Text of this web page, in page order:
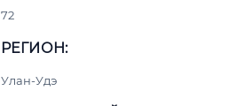
72
РЕГИОН:
Улан-Удэ